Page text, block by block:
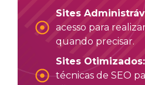
Sites
acesso para
quando precisar.
Sites Otimizados:
técnicas de SEO